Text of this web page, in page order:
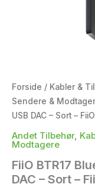
Forside / Kabler &
Sendere &
USB DAC – Sort – FiiO
Andet Tilbehør,
Modtagere
FiiO BTR17
DAC – Sort –